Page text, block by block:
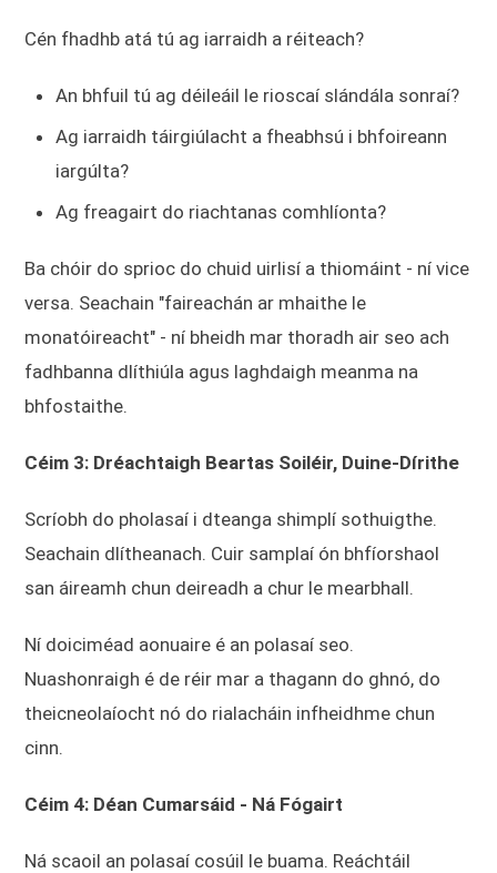
Cén fhadhb atá tú ag iarraidh a réiteach?
An bhfuil tú ag déileáil le rioscaí slándála sonraí?
Ag iarraidh táirgiúlacht a fheabhsú i bhfoireann
iargúlta?
Ag freagairt do riachtanas comhlíonta?
Ba chóir do sprioc do chuid uirlisí a thiomáint - ní vice
versa. Seachain "faireachán ar mhaithe le
monatóireacht" - ní bheidh mar thoradh air seo ach
fadhbanna dlíthiúla agus laghdaigh meanma na
bhfostaithe.
Céim 3: Dréachtaigh Beartas Soiléir, Duine-Dírithe
Scríobh do pholasaí i dteanga shimplí sothuigthe.
Seachain dlítheanach. Cuir samplaí ón bhfíorshaol
san áireamh chun deireadh a chur le mearbhall.
Ní doiciméad aonuaire é an polasaí seo.
Nuashonraigh é de réir mar a thagann do ghnó, do
theicneolaíocht nó do rialacháin infheidhme chun
cinn.
Céim 4: Déan Cumarsáid - Ná Fógairt
Ná scaoil an polasaí cosúil le buama. Reáchtáil